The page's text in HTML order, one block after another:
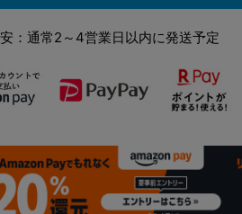
：通常2～4営業日以内に発送予定